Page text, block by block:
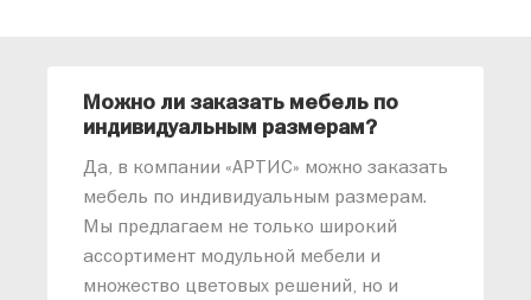
Можно ли заказать мебель по
индивидуальным размерам?
Да, в компании «АРТИС» можно заказать
мебель по индивидуальным размерам.
Мы предлагаем не только широкий
ассортимент модульной мебели и
множество цветовых решений, но и